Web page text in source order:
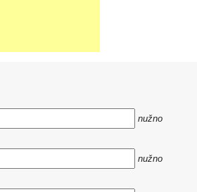
nužno
nužno